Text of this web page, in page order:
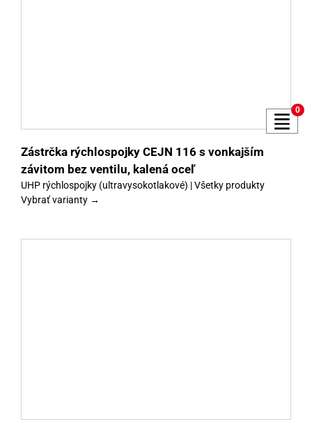
Zástrčka rýchlospojky CEJN 116 s vonkajším
závitom bez ventilu, kalená oceľ
UHP rýchlospojky (ultravysokotlakové) | Všetky produkty
Vybrať varianty →
0